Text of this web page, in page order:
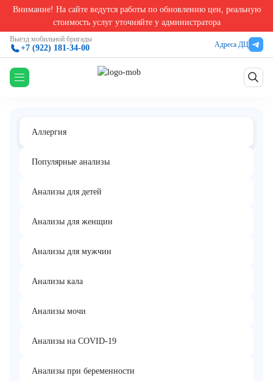
Внимание! На сайте ведутся работы по обновлению цен, реальную
стоимость услуг уточняйте у администратора
Выезд мобильной бригады
+7 (922) 181-34-00 Адреса ДЦ
Аллергологические анализы в Екатеринбурге Аллерген g6 - тимофеевка
Аллерген g6 - тимофеевка луговая, IgE
(ImmunoCAP)
Аллергия
Популярные анализы
Анализы для детей
Анализы для женщин
Анализы для мужчин
Анализы кала
Анализы мочи
Анализы на COVID-19
Анализы при беременности